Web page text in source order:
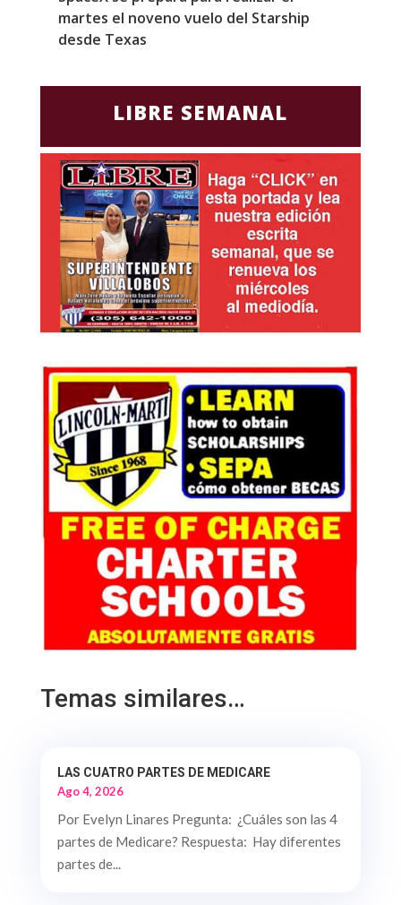
martes el noveno vuelo del Starship
desde Texas
LIBRE SEMANAL
Temas similares…
LAS CUATRO PARTES DE MEDICARE
Ago 4, 2026
Por Evelyn Linares Pregunta: ¿Cuáles son las 4
partes de Medicare? Respuesta: Hay diferentes
partes de...